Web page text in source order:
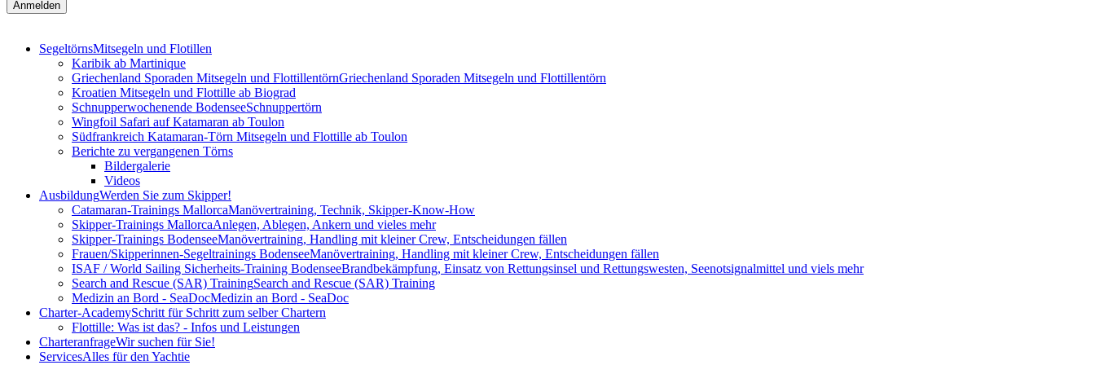
SegeltörnsMitsegeln und Flotillen
Karibik ab Martinique
Griechenland Sporaden Mitsegeln und FlottillentörnGriechenland Sporaden Mitsegeln und Flottillentörn
Kroatien Mitsegeln und Flottille ab Biograd
Schnupperwochenende BodenseeSchnuppertörn
Wingfoil Safari auf Katamaran ab Toulon
Südfrankreich Katamaran-Törn Mitsegeln und Flottille ab Toulon
Berichte zu vergangenen Törns
Bildergalerie
Videos
AusbildungWerden Sie zum Skipper!
Catamaran-Trainings MallorcaManövertraining, Technik, Skipper-Know-How
Skipper-Trainings MallorcaAnlegen, Ablegen, Ankern und vieles mehr
Skipper-Trainings BodenseeManövertraining, Handling mit kleiner Crew, Entscheidungen fällen
Frauen/Skipperinnen-Segeltrainings BodenseeManövertraining, Handling mit kleiner Crew, Entscheidungen fällen
ISAF / World Sailing Sicherheits-Training BodenseeBrandbekämpfung, Einsatz von Rettungsinsel und Rettungswesten, Seenotsignalmittel und viels mehr
Search and Rescue (SAR) TrainingSearch and Rescue (SAR) Training
Medizin an Bord - SeaDocMedizin an Bord - SeaDoc
Charter-AcademySchritt für Schritt zum selber Chartern
Flottille: Was ist das? - Infos und Leistungen
CharteranfrageWir suchen für Sie!
ServicesAlles für den Yachtie